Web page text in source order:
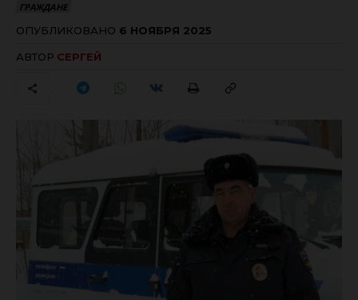
ГРАЖДАНЕ
ОПУБЛИКОВАНО 6 НОЯБРЯ 2025
АВТОР СЕРГЕЙ